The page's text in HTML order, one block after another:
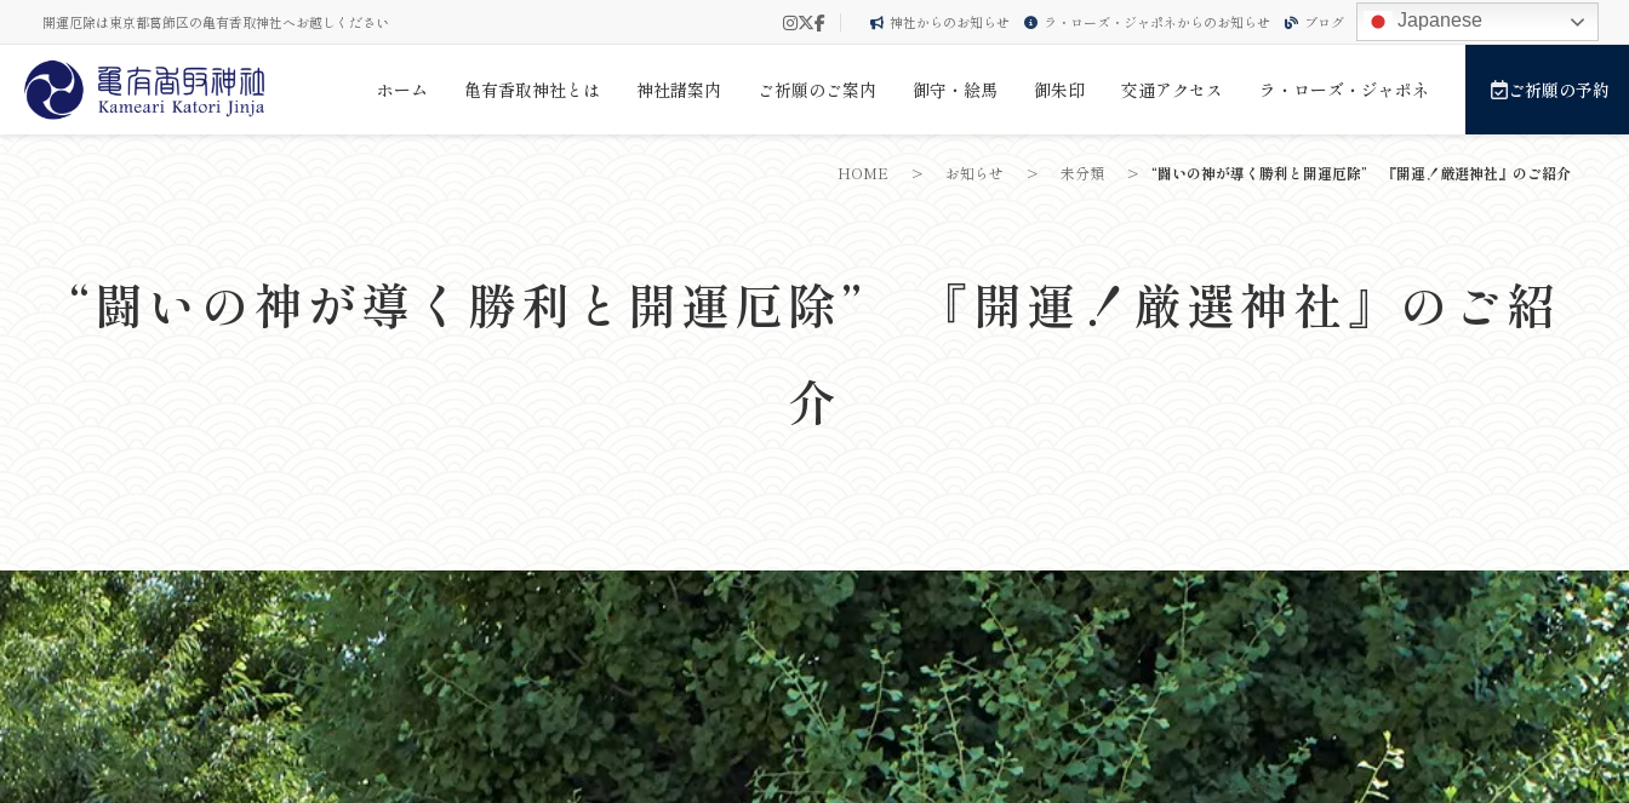
開運厄除は東京都葛飾区の亀有香取神社へお越しください 神社からのお知らせ ラ・ローズ・ジャポネからのお知らせ ブログ Japanese
ホーム 亀有香取神社とは 神社諸案内 ご祈願のご案内 御守・絵馬 御朱印 交通アクセス ラ・ローズ・ジャポネ ご祈願の予約
“闘いの神が導く勝利と開運厄除” 『開運！厳選神社』のご紹
介
HOME > お知らせ > 未分類 > “闘いの神が導く勝利と開運厄除” 『開運！厳選神社』のご紹介